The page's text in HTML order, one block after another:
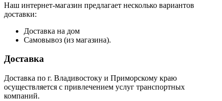
Наш интернет-магазин предлагает несколько вариантов
доставки:
Доставка на дом
Самовывоз (из магазина).
Доставка
Доставка по г. Владивостоку и Приморскому краю
осуществляется с привлечением услуг транспортных
компаний.